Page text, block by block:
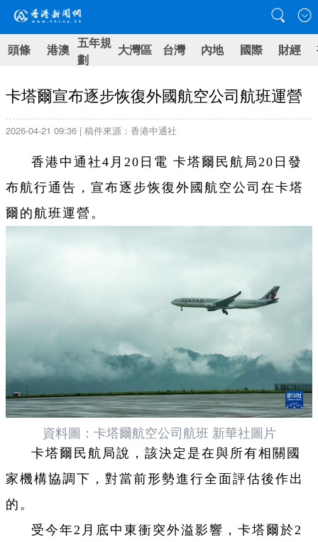
頭條 港澳 五年規
劃
大灣區 台灣 內地 國際 財經
卡塔爾宣布逐步恢復外國航空公司航班運營
2026-04-21 09:36 | 稿件來源：香港中通社
香港中通社4月20日電 卡塔爾民航局20日發
布航行通告，宣布逐步恢復外國航空公司在卡塔
爾的航班運營。
資料圖：卡塔爾航空公司航班 新華社圖片
卡塔爾民航局說，該決定是在與所有相關國
家機構協調下，對當前形勢進行全面評估後作出
的。
受今年2月底中東衝突外溢影響，卡塔爾於2